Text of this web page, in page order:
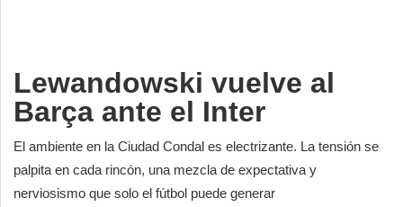
Lewandowski vuelve al
Barça ante el Inter
El ambiente en la Ciudad Condal es electrizante. La tensión se
palpita en cada rincón, una mezcla de expectativa y
nerviosismo que solo el fútbol puede generar